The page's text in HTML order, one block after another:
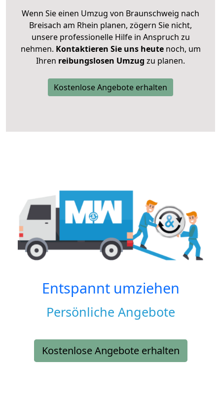
Wenn Sie einen Umzug von Braunschweig nach
Breisach am Rhein planen, zögern Sie nicht,
unsere professionelle Hilfe in Anspruch zu
nehmen. Kontaktieren Sie uns heutenoch, um
Ihren reibungslosen Umzug zu planen.
Kostenlose Angebote erhalten
Entspannt umziehen
Persönliche Angebote
Kostenlose Angebote erhalten